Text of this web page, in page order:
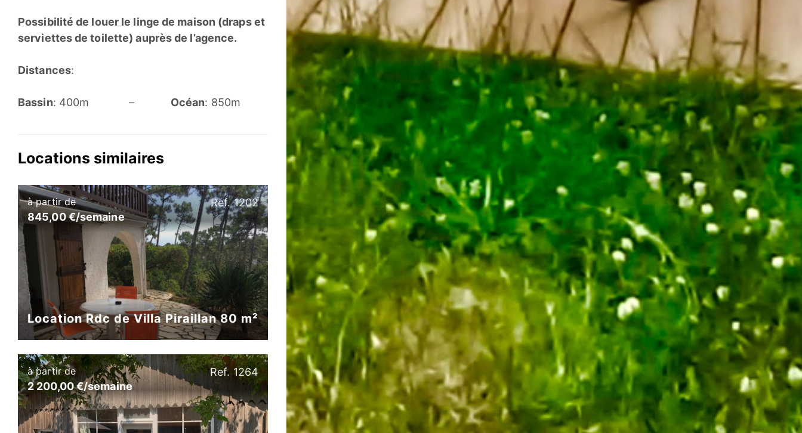
Possibilité de louer le linge de maison (draps et
serviettes de toilette) auprès de l’agence.
Distances:
Bassin: 400m – Océan: 850m
Locations similaires
à partir de
845,00 €/semaine
Ref. 1202
Location Rdc de Villa Piraillan 80 m²
à partir de
2 200,00 €/semaine
Ref. 1264